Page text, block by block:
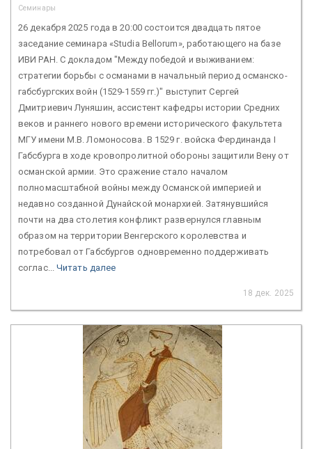
Семинары
26 декабря 2025 года в 20:00 состоится двадцать пятое
заседание семинара «Studia Bellorum», работающего на базе
ИВИ РАН. С докладом "Между победой и выживанием:
стратегии борьбы с османами в начальный период османско-
габсбургских войн (1529-1559 гг.)" выступит Сергей
Дмитриевич Луняшин, ассистент кафедры истории Средних
веков и раннего нового времени исторического факультета
МГУ имени М.В. Ломоносова. В 1529 г. войска Фердинанда I
Габсбурга в ходе кровопролитной обороны защитили Вену от
османской армии. Это сражение стало началом
полномасштабной войны между Османской империей и
недавно созданной Дунайской монархией. Затянувшийся
почти на два столетия конфликт развернулся главным
образом на территории Венгерского королевства и
потребовал от Габсбургов одновременно поддерживать
соглас... Читать далее
18 дек. 2025